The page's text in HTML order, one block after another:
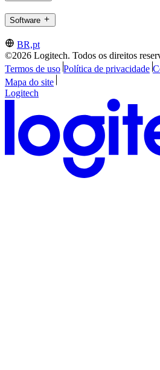
Software
BR,pt
©2026 Logitech. Todos os direitos
Termos de uso Política de privacidade
Mapa do site
Logitech